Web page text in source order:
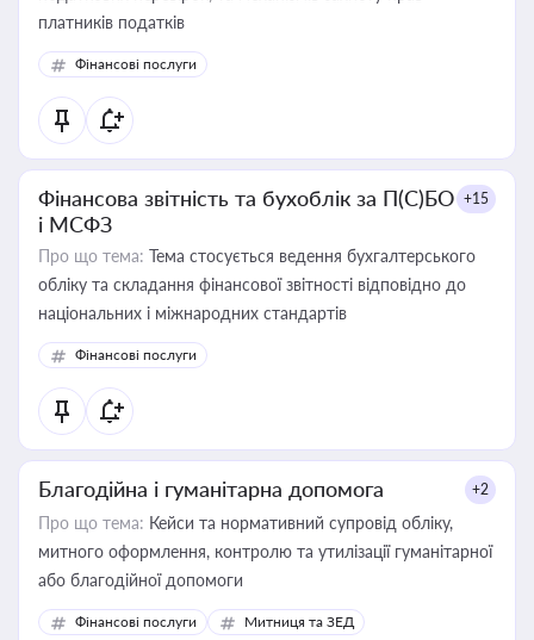
платників податків
Фінансові послуги
Фінансова звітність та бухоблік за П(С)БО
і МСФЗ
+15
Про що тема: Тема стосується ведення бухгалтерського
обліку та складання фінансової звітності відповідно до
національних і міжнародних стандартів
Фінансові послуги
Благодійна і гуманітарна допомога +2
Про що тема: Кейси та нормативний супровід обліку,
митного оформлення, контролю та утилізації гуманітарної
або благодійної допомоги
Фінансові послуги Митниця та ЗЕД